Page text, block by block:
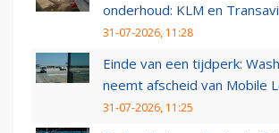
onderhoud: KLM en
31-07-2026, 11:28
Einde van een tijdperk:
neemt afscheid van Mobile
31-07-2026, 11:25